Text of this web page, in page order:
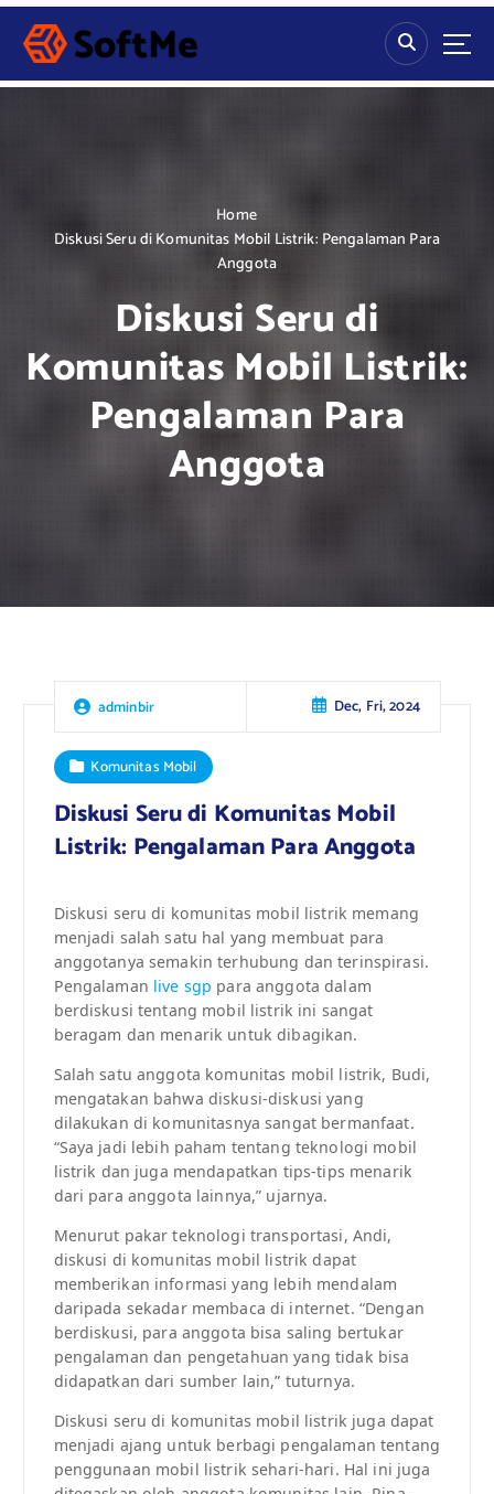
S
p
Home
Diskusi Seru di Komunitas Mobil Listrik: Pengalaman Para
Anggota
Diskusi Seru di
Komunitas Mobil Listrik:
Pengalaman Para
Anggota
adminbir Dec, Fri, 2024
Komunitas Mobil
Diskusi Seru di Komunitas Mobil
Listrik: Pengalaman Para Anggota
Diskusi seru di komunitas mobil listrik memang
menjadi salah satu hal yang membuat para
anggotanya semakin terhubung dan terinspirasi.
Pengalaman live sgp para anggota dalam
berdiskusi tentang mobil listrik ini sangat
beragam dan menarik untuk dibagikan.
Salah satu anggota komunitas mobil listrik, Budi,
mengatakan bahwa diskusi-diskusi yang
dilakukan di komunitasnya sangat bermanfaat.
“Saya jadi lebih paham tentang teknologi mobil
listrik dan juga mendapatkan tips-tips menarik
dari para anggota lainnya,” ujarnya.
Menurut pakar teknologi transportasi, Andi,
diskusi di komunitas mobil listrik dapat
memberikan informasi yang lebih mendalam
daripada sekadar membaca di internet. “Dengan
berdiskusi, para anggota bisa saling bertukar
pengalaman dan pengetahuan yang tidak bisa
didapatkan dari sumber lain,” tuturnya.
Diskusi seru di komunitas mobil listrik juga dapat
menjadi ajang untuk berbagi pengalaman tentang
penggunaan mobil listrik sehari-hari. Hal ini juga